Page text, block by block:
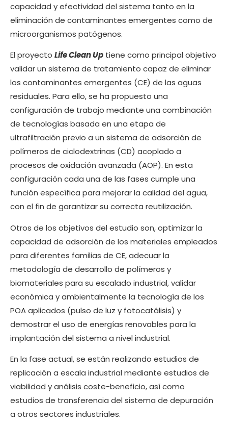
capacidad y efectividad del sistema tanto en la
eliminación de contaminantes emergentes como de
microorganismos patógenos.
El proyecto Life Clean Up tiene como principal objetivo
validar un sistema de tratamiento capaz de eliminar
los contaminantes emergentes (CE) de las aguas
residuales. Para ello, se ha propuesto una
configuración de trabajo mediante una combinación
de tecnologías basada en una etapa de
ultrafiltración previo a un sistema de adsorción de
polímeros de ciclodextrinas (CD) acoplado a
procesos de oxidación avanzada (AOP). En esta
configuración cada una de las fases cumple una
función específica para mejorar la calidad del agua,
con el fin de garantizar su correcta reutilización.
Otros de los objetivos del estudio son, optimizar la
capacidad de adsorción de los materiales empleados
para diferentes familias de CE, adecuar la
metodología de desarrollo de polímeros y
biomateriales para su escalado industrial, validar
económica y ambientalmente la tecnología de los
POA aplicados (pulso de luz y fotocatálisis) y
demostrar el uso de energías renovables para la
implantación del sistema a nivel industrial.
En la fase actual, se están realizando estudios de
replicación a escala industrial mediante estudios de
viabilidad y análisis coste-beneficio, así como
estudios de transferencia del sistema de depuración
a otros sectores industriales.